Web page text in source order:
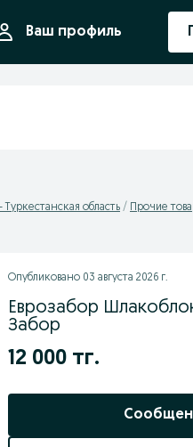
Ваш профиль
область
Прочие
Опубликовано 03 августа 2026 г.
Еврозабор
Забор
12 000 тг.